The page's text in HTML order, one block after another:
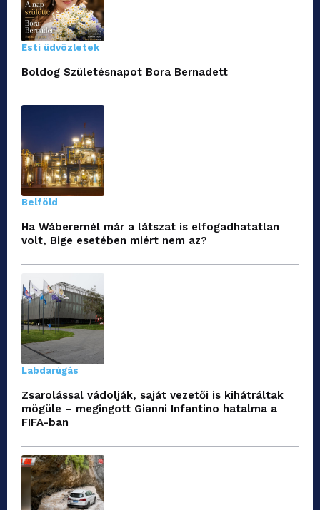
Esti üdvözletek
Boldog Születésnapot Bora Bernadett
Belföld
Ha Wáberernél már a látszat is elfogadhatatlan
volt, Bige esetében miért nem az?
Labdarúgás
Zsarolással vádolják, saját vezetői is kihátráltak
mögüle – megingott Gianni Infantino hatalma a
FIFA-ban